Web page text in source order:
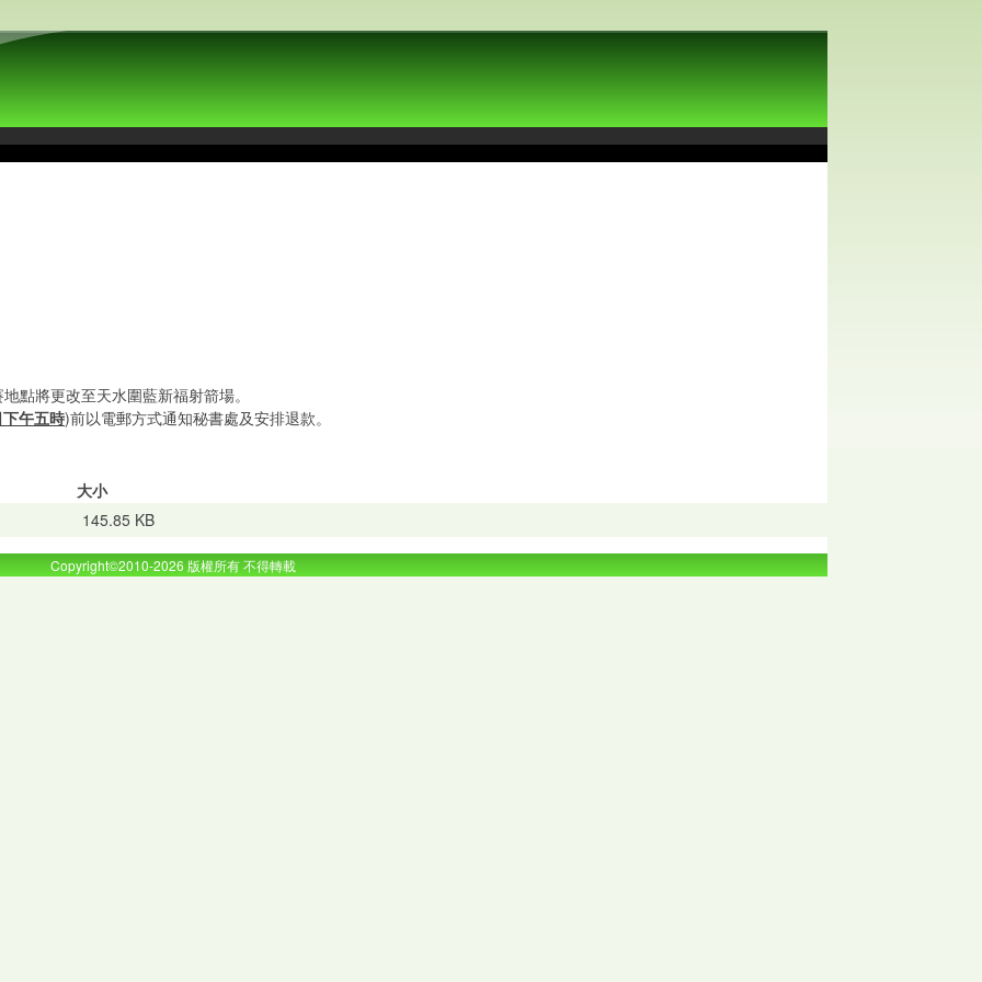
點將更改至天水圍藍新福射箭場。
午五時)前以電郵方式通知秘書處及安排退款。
大小
145.85 KB
Copyright©2010-2026 版權所有 不得轉載